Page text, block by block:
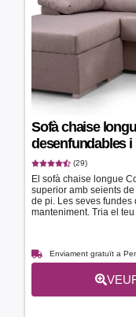
Sofà chaise
desenfundables
(29)
El sofà chaise longue
superior amb seients
de pi. Les seves fundes
manteniment. Tria el
Enviament gratuït a